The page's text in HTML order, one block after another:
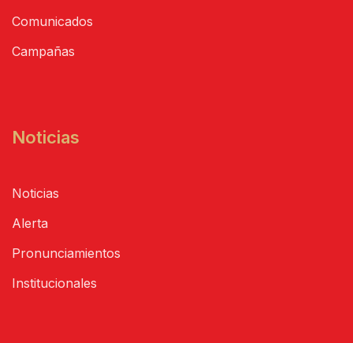
Comunicados
Campañas
Noticias
Noticias
Alerta
Pronunciamientos
Institucionales